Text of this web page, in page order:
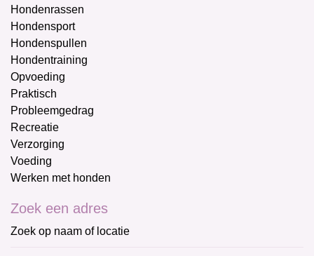
Hondenrassen
Hondensport
Hondenspullen
Hondentraining
Opvoeding
Praktisch
Probleemgedrag
Recreatie
Verzorging
Voeding
Werken met honden
Zoek een adres
Zoek op naam of locatie